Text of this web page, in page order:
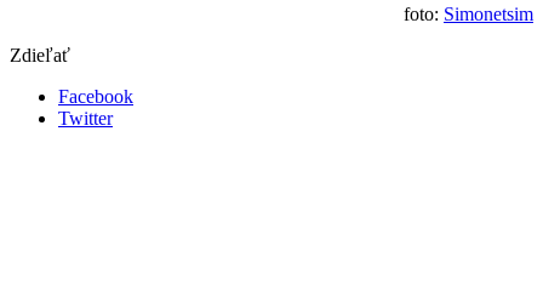
foto: Simonetsim
Zdieľať
Facebook
Twitter